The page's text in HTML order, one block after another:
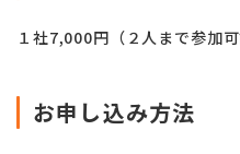
１社7,000円（２人まで参加可
お申し込み方法